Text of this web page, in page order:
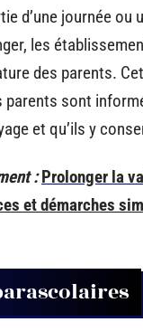
d’une journée ou
les
des parents.
parents sont
et qu’ils y
: Prolonger la
et démarches